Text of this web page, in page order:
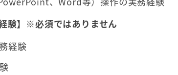
験】※必須ではありません
経験